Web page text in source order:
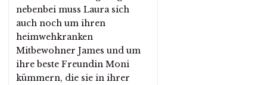
nebenbei muss Laura sich
auch noch um ihren
heimwehkranken
Mitbewohner James und um
ihre beste Freundin Moni
kümmern, die sie in ihrer